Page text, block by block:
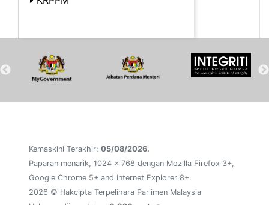
Kemaskini Terakhir: 05/08/2026.
Paparan menarik, 1024 x 768 dengan Mozilla Firefox 3+,
Google Chrome 5+ and Internet Explorer 8+.
2026 © Hakcipta Terpelihara Parlimen Malaysia